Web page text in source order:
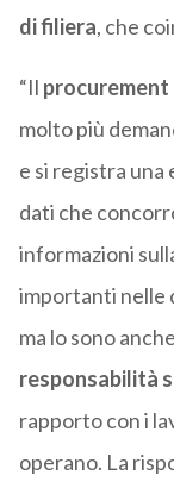
di filiera, che
“Il procurement
molto più
e si registra una
dati che
informazioni
importanti nelle
ma lo sono
responsabilità
rapporto con i
operano. La